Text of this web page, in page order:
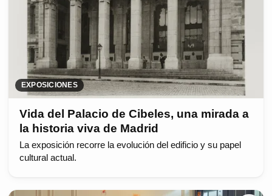
EXPOSICIONES
Vida del Palacio de Cibeles, una mirada a
la historia viva de Madrid
La exposición recorre la evolución del edificio y su papel
cultural actual.